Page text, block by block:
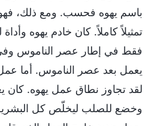
باسم يهوه فحسب. ومع ذلك، فهو
تمثيلاً كاملاً. كان خادم يهوه
فقط في إطار عصر الناموس
يعمل بعد عصر الناموس. أما
لقد تجاوز نطاق عمل يهوه. كان
وخضع للصلب ليخلّص كل